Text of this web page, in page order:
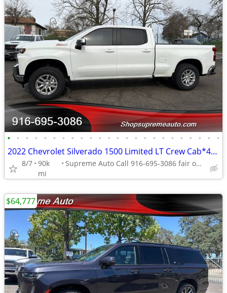
• • • • • • • • • • • • • • • • • • • • • • • •
2022 Chevrolet Silverado 1500 Limited LT Crew Cab*4X4*Tow Package*Z71*
8/7 90k
mi
Supreme Auto Call 916-695-3086 fair oaks
$64,777